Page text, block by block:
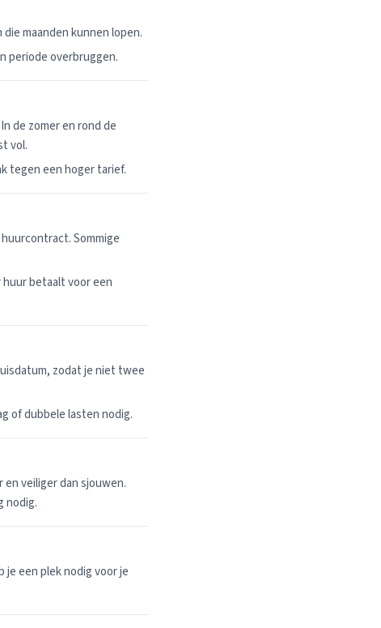
maanden kunnen lopen.
periode overbruggen.
de zomer en rond de
vol.
tegen een hoger tarief.
Sommige
betaalt voor een
zodat je niet twee
of dubbele lasten nodig.
veiliger dan sjouwen.
nodig.
je een plek nodig voor je